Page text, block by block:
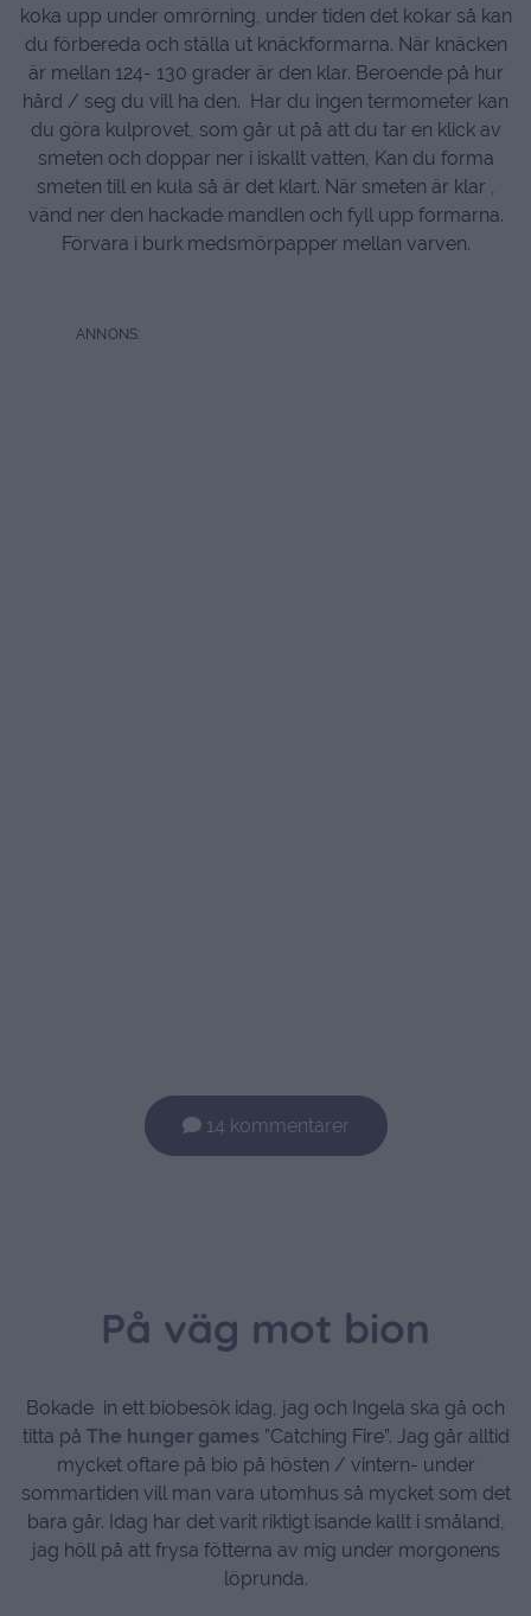
koka upp under omrörning, under tiden det kokar så kan
du förbereda och ställa ut knäckformarna. När knäcken
är mellan 124- 130 grader är den klar. Beroende på hur
hård / seg du vill ha den. Har du ingen termometer kan
du göra kulprovet, som går ut på att du tar en klick av
smeten och doppar ner i iskallt vatten, Kan du forma
smeten till en kula så är det klart. När smeten är klar ,
vänd ner den hackade mandlen och fyll upp formarna.
Förvara i burk medsmörpapper mellan varven.
14 kommentarer
På väg mot bion
Bokade in ett biobesök idag, jag och Ingela ska gå och
titta på The hunger games ”Catching Fire”. Jag går alltid
mycket oftare på bio på hösten / vintern- under
sommartiden vill man vara utomhus så mycket som det
bara går. Idag har det varit riktigt isande kallt i småland,
jag höll på att frysa fötterna av mig under morgonens
löprunda.